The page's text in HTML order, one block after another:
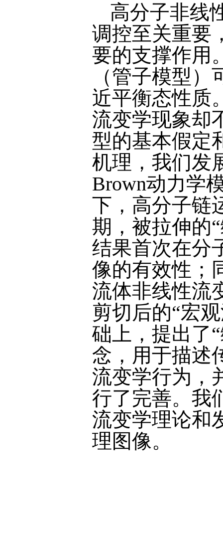
高分子非线
调控至关重要
要的支撑作用
（管子模型
近平衡态性质
流变学现象却
型的基本假定
机理，我们发
Brown动力学
下，高分子链
期，被拉伸的
结果首次在分
像的有效性；
流体非线性流
剪切后的“宏
础上，提出了
念，用于描述
流变学行为，
行了完善。我
流变学理论和
理图像。